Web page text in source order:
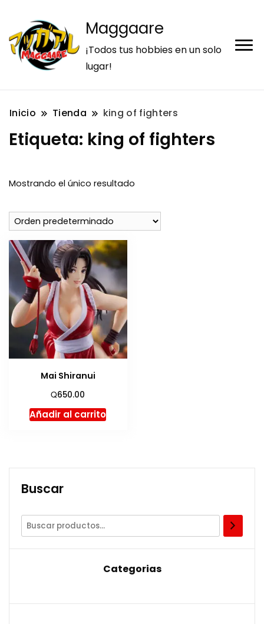
Maggaare
¡Todos tus hobbies en un solo
lugar!
Inicio Tienda king of fighters
Etiqueta: king of fighters
Mostrando el único resultado
Mai Shiranui
Q650.00
Añadir al carrito
Buscar
Categorias